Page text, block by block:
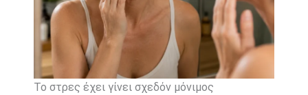
Το στρες έχει γίνει σχεδόν μόνιμος